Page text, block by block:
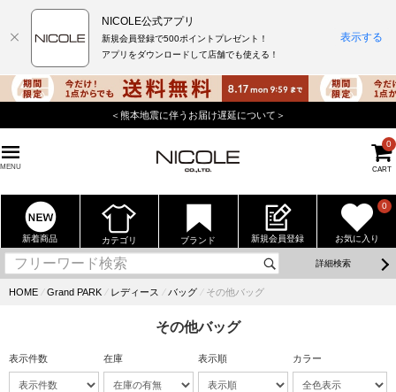
＜熊本地震に伴うお届け遅延について＞
MENU CART
0
新着商品 カテゴリ ブランド 新規会員登録 お気に入り
0
詳細検索
HOME ⁄ Grand PARK ⁄ レディース ⁄ バッグ ⁄ その他バッグ
その他バッグ
表示件数 在庫 表示順 カラー
NICOLE公式アプリ
新規会員登録で500ポイントプレゼント！
アプリをダウンロードして店舗でも使える！
表示する